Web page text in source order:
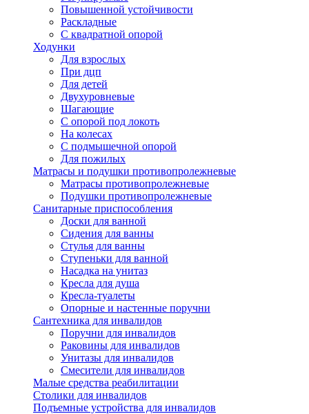
Повышенной устойчивости
Раскладные
С квадратной опорой
Ходунки
Для взрослых
При дцп
Для детей
Двухуровневые
Шагающие
С опорой под локоть
На колесах
С подмышечной опорой
Для пожилых
Матрасы и подушки противопролежневые
Матрасы противопролежневые
Подушки противопролежневые
Санитарные приспособления
Доски для ванной
Сидения для ванны
Стулья для ванны
Ступеньки для ванной
Насадка на унитаз
Кресла для душа
Кресла-туалеты
Опорные и настенные поручни
Сантехника для инвалидов
Поручни для инвалидов
Раковины для инвалидов
Унитазы для инвалидов
Смесители для инвалидов
Малые средства реабилитации
Столики для инвалидов
Подъемные устройства для инвалидов